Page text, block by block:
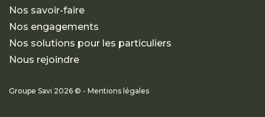
Nos savoir-faire
Nos engagements
Nos solutions pour les particuliers
Nous rejoindre
Groupe Savi 2026 © - Mentions légales